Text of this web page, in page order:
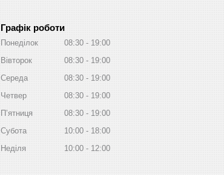
Графік роботи
Понеділок 08:30
19:00
Вівторок
08:30
19:00
Середа
08:30
19:00
Четвер
08:30
19:00
Пʼятниця
08:30
19:00
Субота
10:00
18:00
Неділя
10:00 12:00